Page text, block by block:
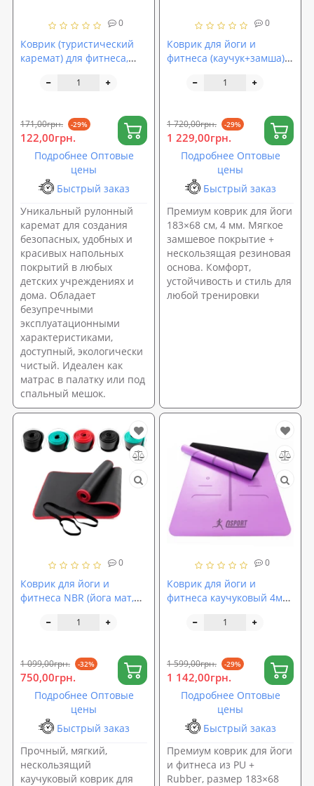
0
Коврик (туристический
каремат) для фитнеса,
отрез однослойный
171,00грн. -29%
122,00грн.
Подробнее Оптовые
цены
Быстрый заказ
Уникальный рулонный
каремат для создания
безопасных, удобных и
красивых напольных
покрытий в любых
детских учреждениях и
дома. Обладает
безупречными
эксплуатационными
характеристиками,
доступный, экологически
чистый. Идеален как
матрас в палатку или под
спальный мешок.
0
Коврик для йоги и
фитнеса (каучук+замша)
спортивный) 183x68см
1 720,00грн. -29%
1 229,00грн.
Подробнее Оптовые
цены
Быстрый заказ
Премиум коврик для йоги
183×68 см, 4 мм. Мягкое
замшевое покрытие +
нескользящая резиновая
основа. Комфорт,
устойчивость и стиль для
любой тренировки
0
Коврик для йоги и
фитнеса NBR (йога мат,
OSPORT Mat Pro Plus 1см
1 099,00грн. -32%
750,00грн.
Подробнее Оптовые
цены
Быстрый заказ
Прочный, мягкий,
нескользящий
каучуковый коврик для
0
Коврик для йоги и
фитнеса каучуковый 4мм
спортивный) 183x68см
1 599,00грн. -29%
1 142,00грн.
Подробнее Оптовые
цены
Быстрый заказ
Премиум коврик для йоги
и фитнеса из PU +
Rubber, размер 183×68